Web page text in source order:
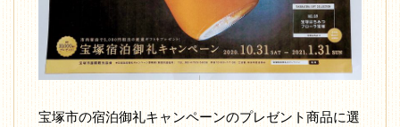
宝塚市の宿泊御礼キャンペーンのプレゼント商品に選